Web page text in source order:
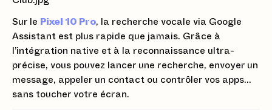
Sur le Pixel 10 Pro, la recherche vocale via Google
Assistant est plus rapide que jamais. Grâce à
l’intégration native et à la reconnaissance ultra-
précise, vous pouvez lancer une recherche, envoyer un
message, appeler un contact ou contrôler vos apps…
sans toucher votre écran.